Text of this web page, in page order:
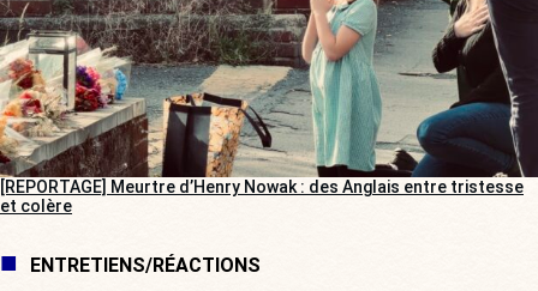
[REPORTAGE] Meurtre d’Henry Nowak : des Anglais entre tristesse
et colère
ENTRETIENS/RÉACTIONS